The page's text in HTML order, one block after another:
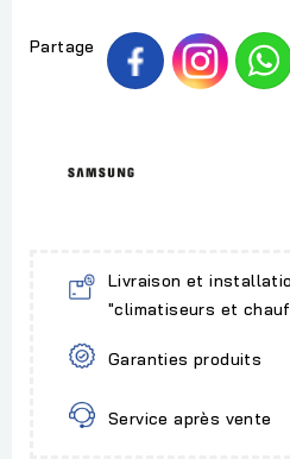
Partage
Livraison et
"climatiseurs et
Garanties produits
Service après vente